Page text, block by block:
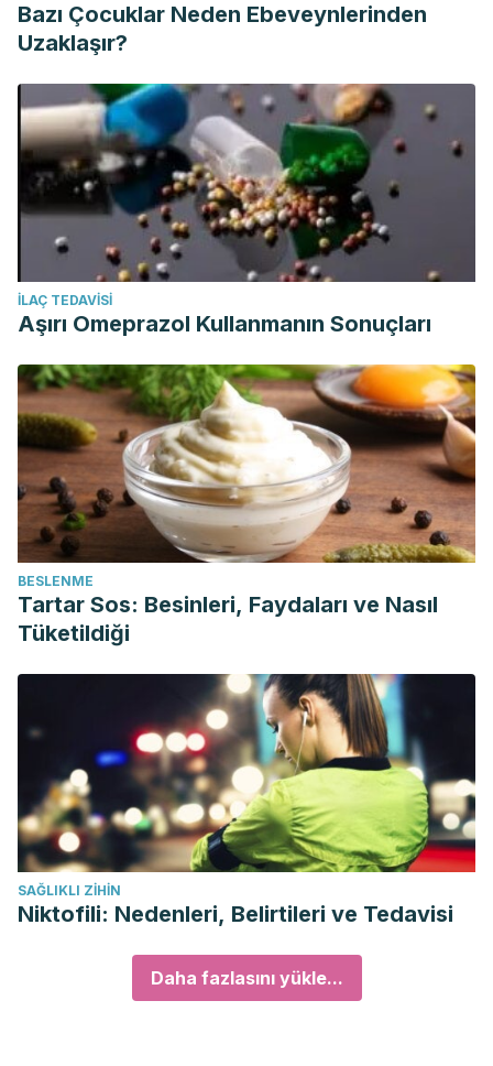
Bazı Çocuklar Neden Ebeveynlerinden
Uzaklaşır?
İLAÇ TEDAVISI
Aşırı Omeprazol Kullanmanın Sonuçları
BESLENME
Tartar Sos: Besinleri, Faydaları ve Nasıl
Tüketildiği
SAĞLIKLI ZIHIN
Niktofili: Nedenleri, Belirtileri ve Tedavisi
Daha fazlasını yükle...